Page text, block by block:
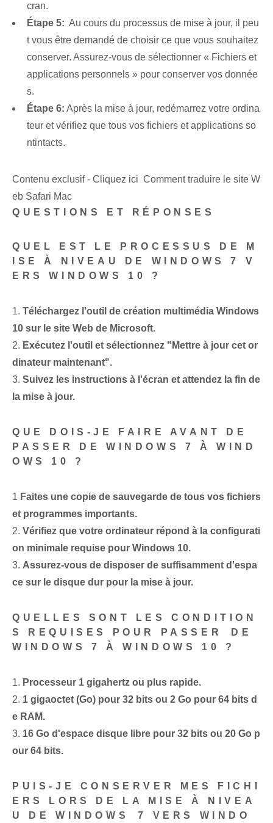
cran.
Étape 5: ‌ Au cours du processus de mise à jour, il peu
t vous être demandé de choisir ce que vous souhaitez
conserver. Assurez-vous de sélectionner « Fichiers et
applications personnels » pour conserver vos donnée
s.
Étape 6: Après la ⁤mise à jour, redémarrez votre ordina
teur et vérifiez que tous vos fichiers et applications so
nt⁤intacts.
Contenu exclusif - Cliquez ici Comment traduire le site W
eb Safari Mac
QUESTIONS ET RÉPONSES
QUEL EST LE PROCESSUS DE M
ISE À NIVEAU DE WINDOWS 7 V
ERS WINDOWS 10 ?
1. Téléchargez l'outil de création multimédia Windows
10 sur le site Web de Microsoft.
2. Exécutez l'outil et sélectionnez "Mettre à jour cet or
dinateur maintenant".
3. Suivez les instructions à l'écran et attendez la fin de
la mise à jour.
QUE DOIS-JE FAIRE AVANT DE
PASSER DE WINDOWS 7 À WIND
OWS 10 ?
1 Faites une copie de sauvegarde de tous vos fichiers
et programmes importants.
2. Vérifiez que votre ordinateur répond à la configurati
on minimale requise pour Windows 10.
3. Assurez-vous de disposer de suffisamment d'espa
ce sur le disque dur pour la mise à jour.
QUELLES SONT LES CONDITION
S REQUISES POUR PASSER⁤ DE
WINDOWS 7 À WINDOWS 10 ?
1. Processeur 1 gigahertz ou plus rapide.
2. 1 gigaoctet⁢ (Go) pour 32 bits ou 2 Go pour 64 bits d
e RAM.
3. 16 Go⁤ d'espace disque libre pour 32‍ bits ou 20⁣ Go ‌p
our 64 bits.
PUIS-JE CONSERVER MES FICHI
ERS LORS DE LA MISE À NIVEA
U DE WINDOWS⁤ 7 VERS WINDO